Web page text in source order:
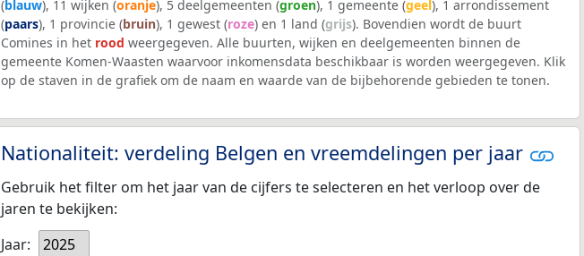
(blauw), 11 wijken (oranje), 5 deelgemeenten (groen), 1 gemeente (geel), 1 arrondissement
(paars), 1 provincie (bruin), 1 gewest (roze) en 1 land (grijs). Bovendien wordt de buurt
Comines in het rood weergegeven. Alle buurten, wijken en deelgemeenten binnen de
gemeente Komen-Waasten waarvoor inkomensdata beschikbaar is worden weergegeven. Klik
op de staven in de grafiek om de naam en waarde van de bijbehorende gebieden te tonen.
Nationaliteit: verdeling Belgen en vreemdelingen per jaar
Gebruik het filter om het jaar van de cijfers te selecteren en het verloop over de
jaren te bekijken:
Jaar:
2025